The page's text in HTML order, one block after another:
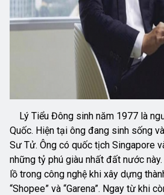
Lý Tiểu Đông sinh năm 1977 là
Quốc. Hiện tại ông đang sinh sống
Sư Tử. Ông có quốc tịch Singapore
những tỷ phú giàu nhất đất nước
lồ trong công nghệ khi xây dựng
“Shopee” và “Garena”. Ngay từ khi